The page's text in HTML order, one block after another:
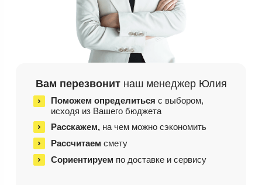
Вам перезвонит наш менеджер Юлия
Поможем определитьсяс выбором,
исходя из Вашего бюджета
Расскажем, на чем можно сэкономить
Рассчитаемсмету
Сориентируем по доставке и сервису